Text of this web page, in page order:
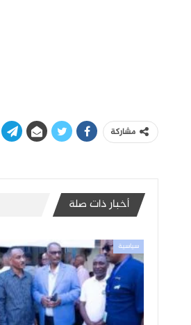
مشاركة
أخبار ذات صلة
سياسية